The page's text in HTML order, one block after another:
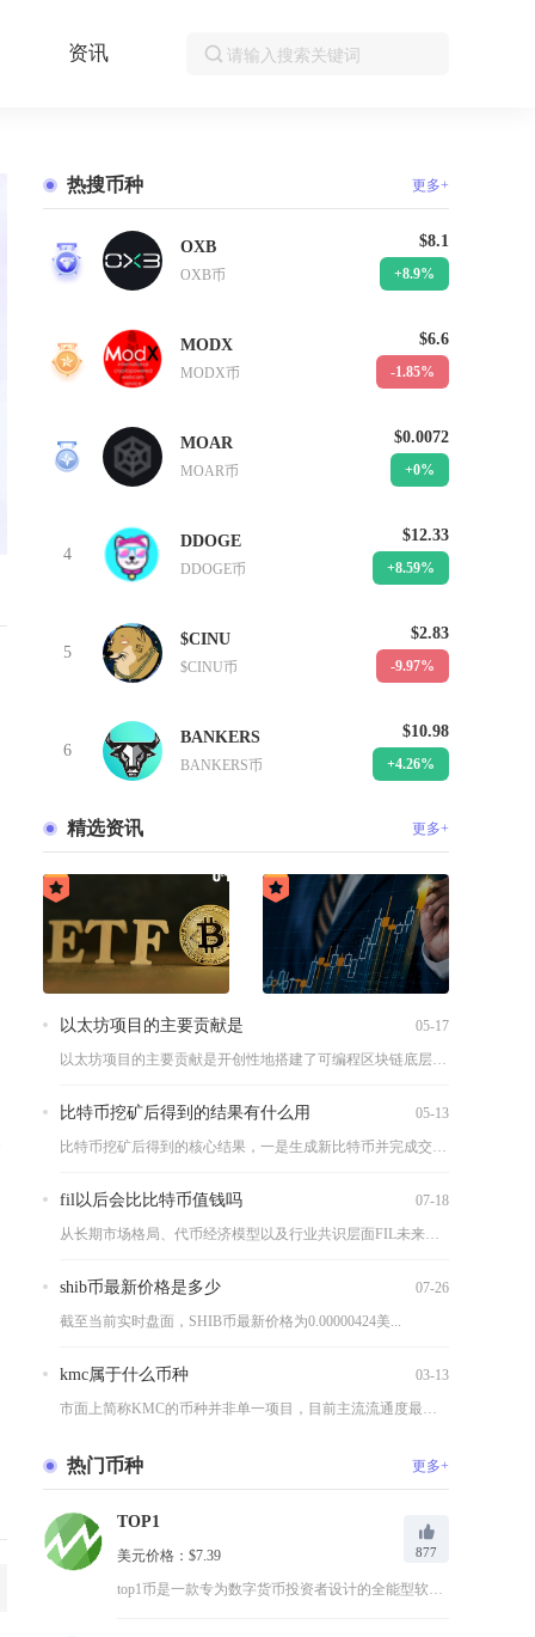
资讯
热搜币种 更多+
1
OXB
OXB币
$8.1
+8.9%
2
MODX
MODX币
$6.6
-1.85%
3
MOAR
MOAR币
$0.0072
+0%
4
DDOGE
DDOGE币
$12.33
+8.59%
5
$CINU
$CINU币
$2.83
-9.97%
6
BANKERS
BANKERS币
$10.98
+4.26%
精选资讯 更多+
以太坊项目的主要贡献是 05-17
以太坊项目的主要贡献是开创性地搭建了可编程区块链底层，通过智...
比特币挖矿后得到的结果有什么用 05-13
比特币挖矿后得到的核心结果，一是生成新比特币并完成交易验证与...
fil以后会比比特币值钱吗 07-18
从长期市场格局、代币经济模型以及行业共识层面FIL未来基本不...
shib币最新价格是多少 07-26
截至当前实时盘面，SHIB币最新价格为0.00000424美...
kmc属于什么币种 03-13
市面上简称KMC的币种并非单一项目，目前主流流通度最高的KM...
热门币种 更多+
TOP1
美元价格：$7.39 877
top1币是一款专为数字货币投资者设计的全能型软件应用，支持...